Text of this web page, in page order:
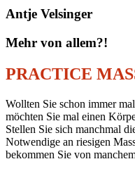
Antje Velsinger
Mehr von allem?!
PRACTICE
Wollten Sie schon immer
möchten Sie mal einen
Stellen Sie sich manchmal
Notwendige an riesigen
bekommen Sie von